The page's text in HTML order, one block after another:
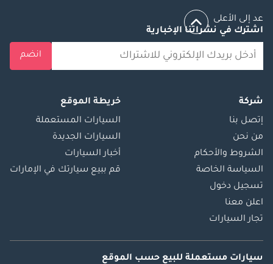
عد إلى الأعلى
اشترك في نشراتنا الإخبارية
انضم
شركة
إتصل بنا
من نحن
الشروط والأحكام
السياسة الخاصة
تسجيل دخول
اعلن معنا
تجار السيارات
خريطة الموقع
السيارات المستعملة
السيارات الجديدة
أخبار السيارات
قم ببيع سيارتك في الإمارات
سيارات مستعملة للبيع حسب الموقع